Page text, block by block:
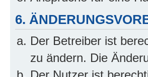
6.
Der Betreiber ist
zu ändern. Die